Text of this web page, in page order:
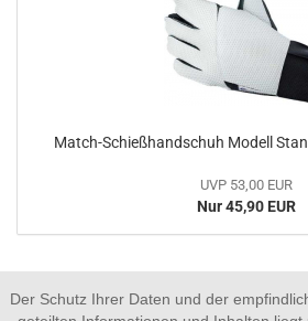
Match-Schießhandschuh Modell
UVP 53,00 EUR
Nur 45,90 EUR
Der Schutz Ihrer Daten und der